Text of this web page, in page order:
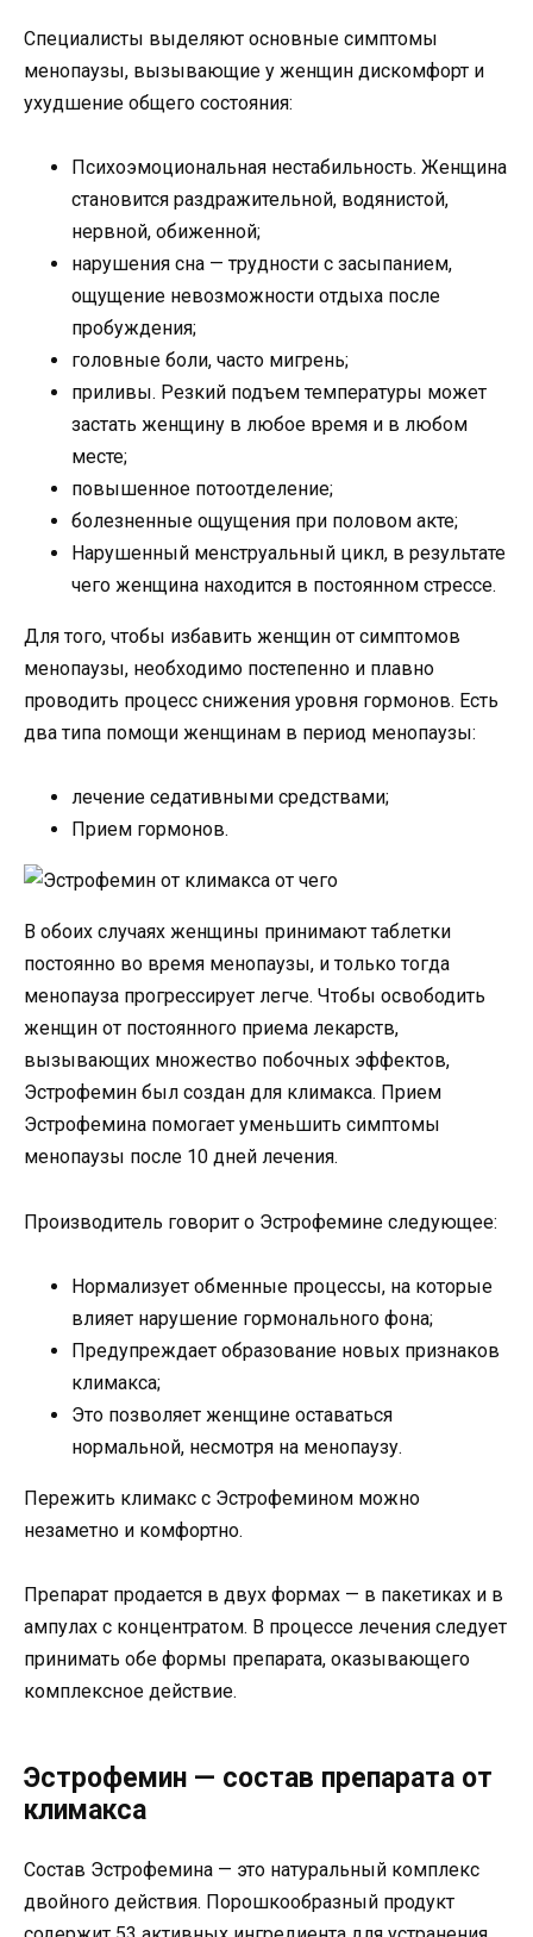
Специалисты выделяют основные симптомы
менопаузы, вызывающие у женщин дискомфорт и
ухудшение общего состояния:
Психоэмоциональная нестабильность. Женщина
становится раздражительной, водянистой,
нервной, обиженной;
нарушения сна — трудности с засыпанием,
ощущение невозможности отдыха после
пробуждения;
головные боли, часто мигрень;
приливы. Резкий подъем температуры может
застать женщину в любое время и в любом
месте;
повышенное потоотделение;
болезненные ощущения при половом акте;
Нарушенный менструальный цикл, в результате
чего женщина находится в постоянном стрессе.
Для того, чтобы избавить женщин от симптомов
менопаузы, необходимо постепенно и плавно
проводить процесс снижения уровня гормонов. Есть
два типа помощи женщинам в период менопаузы:
лечение седативными средствами;
Прием гормонов.
В обоих случаях женщины принимают таблетки
постоянно во время менопаузы, и только тогда
менопауза прогрессирует легче. Чтобы освободить
женщин от постоянного приема лекарств,
вызывающих множество побочных эффектов,
Эстрофемин был создан для климакса. Прием
Эстрофемина помогает уменьшить симптомы
менопаузы после 10 дней лечения.
Производитель говорит о Эстрофемине следующее:
Нормализует обменные процессы, на которые
влияет нарушение гормонального фона;
Предупреждает образование новых признаков
климакса;
Это позволяет женщине оставаться
нормальной, несмотря на менопаузу.
Пережить климакс с Эстрофемином можно
незаметно и комфортно.
Препарат продается в двух формах — в пакетиках и в
ампулах с концентратом. В процессе лечения следует
принимать обе формы препарата, оказывающего
комплексное действие.
Эстрофемин — состав препарата от
климакса
Состав Эстрофемина — это натуральный комплекс
двойного действия. Порошкообразный продукт